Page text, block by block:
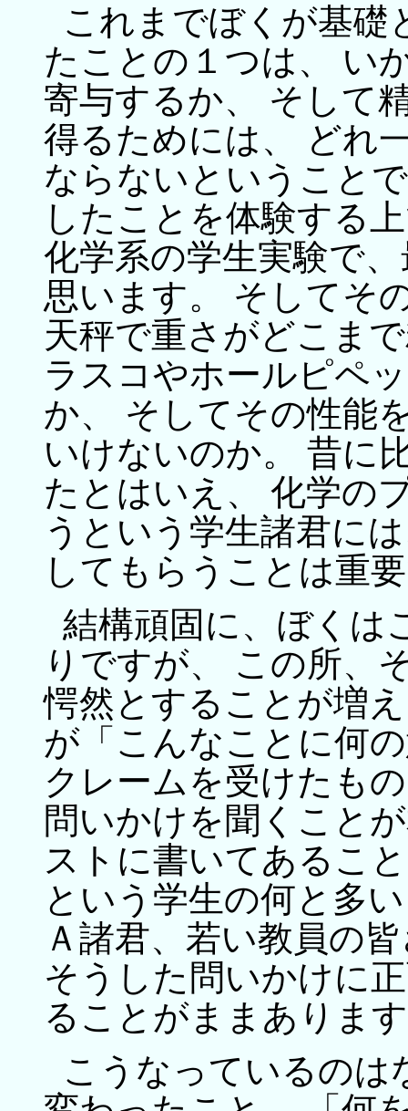
これまでぼくが基礎
たことの１つは、 い
寄与するか、 そして
得るためには、 どれ
ならないということ
したことを体験する
化学系の学生実験で
思います。 そしてそ
天秤で重さがどこま
ラスコやホールピペ
か、 そしてその性能
いけないのか。 昔に
たとはいえ、 化学の
うという学生諸君に
してもらうことは重
結構頑固に、ぼくは
りですが、 この所、
愕然とすることが増
が「こんなことに何
クレームを受けたも
問いかけを聞くこと
ストに書いてあるこ
という学生の何と多
Ａ諸君、若い教員の
そうした問いかけに
ることがままありま
こうなっているのは